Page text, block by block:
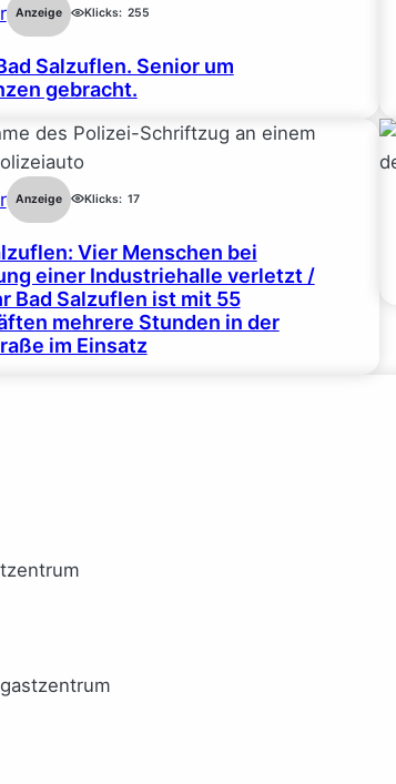
Anzeige Klicks: 255
Salzuflen. Senior um
gebracht.
Anzeige Klicks: 17
Vier Menschen bei
einer Industriehalle verletzt /
Bad Salzuflen ist mit 55
mehrere Stunden in der
im Einsatz